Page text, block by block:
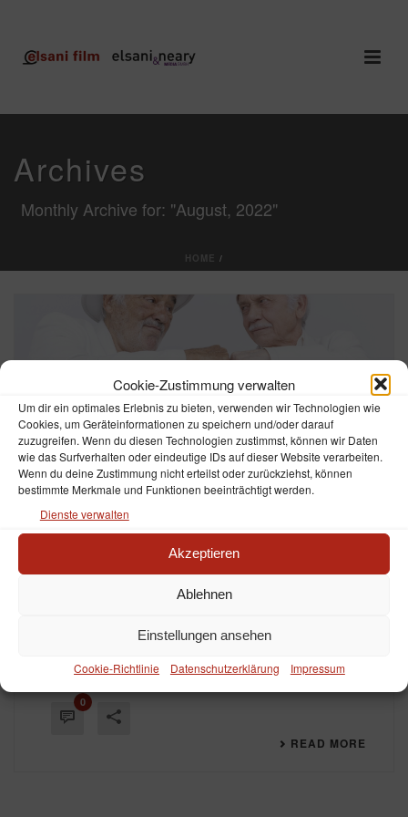
Cookie-Zustimmung verwalten
Um dir ein optimales Erlebnis zu bieten, verwenden wir Technologien wie
Cookies, um Geräteinformationen zu speichern und/oder darauf
zuzugreifen. Wenn du diesen Technologien zustimmst, können wir Daten
wie das Surfverhalten oder eindeutige IDs auf dieser Website verarbeiten.
Wenn du deine Zustimmung nicht erteilst oder zurückziehst, können
bestimmte Merkmale und Funktionen beeinträchtigt werden.
Dienste verwalten
Akzeptieren
Ablehnen
Einstellungen ansehen
Cookie-Richtlinie Datenschutzerklärung Impressum
Archives
Monthly Archive for: "August, 2022"
HOME /
Byelsani & neary InAllgemein, Film,Sendetermin,TV
Posted4. August 2022
ALTE BANDE – Erfolgreiche
Wiederholung in der ARD-
ALTE BANDE – Erfolgreiche Wiederholung in der
„ALTE BANDE“ erneut am 03.08.2022 im ARD zur
Primetime um 20:15 Uhr ausgestrahlt.
0
READ MORE